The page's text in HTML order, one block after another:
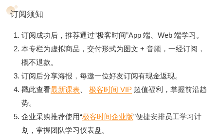
第四章：稳定性控制与多智能体
死循环；通过 Middleware 拦截危险操作，在飞书中弹出卡片
等待人类审批（Human-in-the-loop）；引入 Subagent 隔离复
杂任务。
第五章：可观测性与科学度量
这是高级工程师的分水岭。为引擎引入链路追踪
（Tracing）、成本审计，并搭建自动化 Benchmark 评估脚
本，科学量化引擎的每一次进步。
订阅须知
订阅成功后，推荐通过“极客时间”App 端、Web 端学习。
本专栏为虚拟商品，交付形式为图文 + 音频，一经订阅，
概不退款。
订阅后分享海报，每邀一位好友订阅有现金返现。
戳此查看最新课表 极客时间 VIP 超值福利，掌握前沿趋
势。
企业采购推荐使用“极客时间企业版”便捷安排员工学习计
划，掌握团队学习仪表盘。